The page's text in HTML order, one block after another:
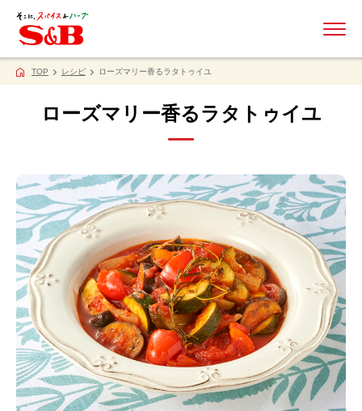
TOP レシピ ローズマリー香るラタトゥイユ
ローズマリー香るラタトゥイユ